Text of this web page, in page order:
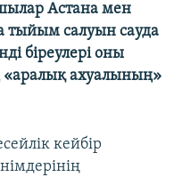
Астана мен
тыйым салуын сауда
біреулері оны
ахуалының»
кейбір